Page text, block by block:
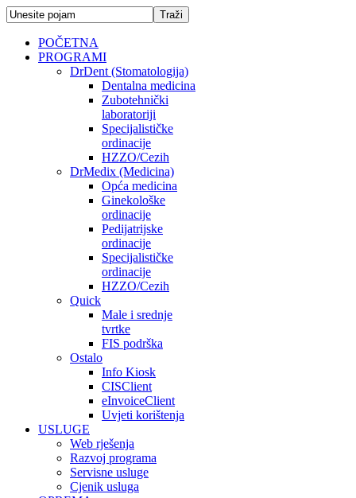
POČETNA
PROGRAMI
DrDent (Stomatologija)
Dentalna medicina
Zubotehnički
laboratoriji
Specijalističke
ordinacije
HZZO/Cezih
DrMedix (Medicina)
Opća medicina
Ginekološke
ordinacije
Pedijatrijske
ordinacije
Specijalističke
ordinacije
HZZO/Cezih
Quick
Male i srednje
tvrtke
FIS podrška
Ostalo
Info Kiosk
CISClient
eInvoiceClient
Uvjeti korištenja
USLUGE
Web rješenja
Razvoj programa
Servisne usluge
Cjenik usluga